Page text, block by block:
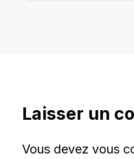
Laisser un
Vous devez vous